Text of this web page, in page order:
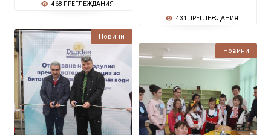
468 ПРЕГЛЕЖДАНИЯ
431 ПРЕГЛЕЖДАНИЯ
Новини
Новини